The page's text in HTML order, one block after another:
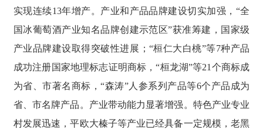
实现连续13年增产。产业和产品品牌建设切实加强，“全
国冰葡萄酒产业知名品牌创建示范区”获准筹建，国家级
产业品牌建设取得突破性进展；“桓仁大白桃”等7种产品
成功注册国家地理标志证明商标，“桓龙湖”等21个商标成
为省、市著名商标，“森涛”人参系列产品等6个产品成为
省、市名牌产品。产业带动能力显著增强。特色产业专业
村发展迅速，平欧大榛子等产业已经具备一定规模，老黑